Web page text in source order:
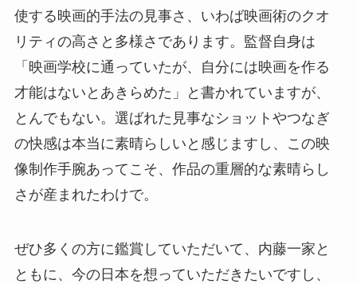
使する映画的手法の見事さ、いわば映画術のクオ
リティの高さと多様さであります。監督自身は
「映画学校に通っていたが、自分には映画を作る
才能はないとあきらめた」と書かれていますが、
とんでもない。選ばれた見事なショットやつなぎ
の快感は本当に素晴らしいと感じますし、この映
像制作手腕あってこそ、作品の重層的な素晴らし
さが産まれたわけで。
ぜひ多くの方に鑑賞していただいて、内藤一家と
ともに、今の日本を想っていただきたいですし、